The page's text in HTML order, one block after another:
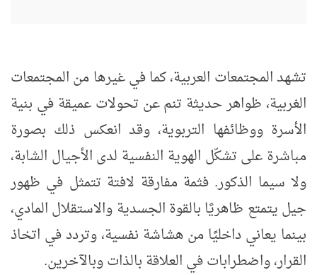
تشهد المجتمعات العربية، كما في غيرها من المجتمعات
الغربية، ظواهر حديثة تنم عن تحولات عميقة في بنية
الأسرة ووظائفها التربوية، وقد انعكس ذلك بصورة
مباشرة على تشكّل الهوية النفسية لدى الأجيال الشابة،
ولا سيما الذكور. فثمة مفارقة لافتة تتمثل في ظهور
جيل يتمتع ظاهريًا بالقوة الجسدية والاستقلال المادي،
بينما يعاني داخليًا من هشاشة نفسية، وتردد في اتخاذ
القرار، واضطرابات في العلاقة بالذات وبالآخرين.